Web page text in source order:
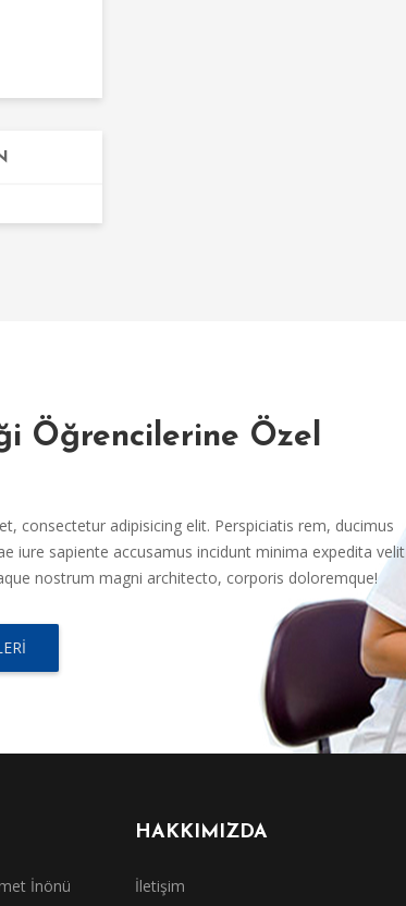
Öğrencilerine Özel
consectetur adipisicing elit. Perspiciatis rem, ducimus
iure sapiente accusamus incidunt minima expedita velit
nostrum magni architecto, corporis doloremque!
İnönü
HAKKIMIZDA
İletişim